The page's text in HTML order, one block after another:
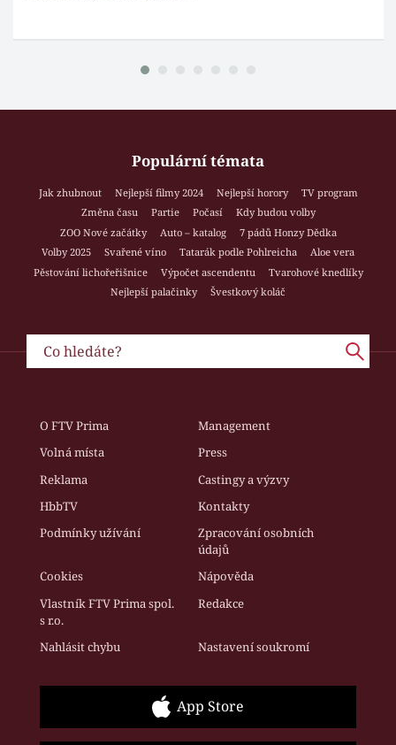
Populární témata
Jak zhubnout Nejlepší filmy 2024 Nejlepší horory
TV program
Změna času
Partie Počasí
Kdy budou volby
ZOO Nové začátky
Auto – katalog
7 pádů Honzy Dědka
Volby 2025
Svařené víno Tatarák podle Pohlreicha
Aloe vera
Pěstování lichořeřišnice
Výpočet ascendentu
Tvarohové knedlíky
Nejlepší palačinky
Švestkový koláč
O FTV Prima
Management
Volná místa
Press
Reklama
Castingy a výzvy
HbbTV
Kontakty
Podmínky užívání
Zpracování osobních
údajů
Cookies
Nápověda
Vlastník FTV Prima spol.
s r.o.
Redakce
Nahlásit chybu Nastavení soukromí
App Store